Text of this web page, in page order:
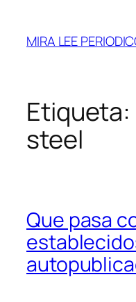
contenido
MIRA LEE
Etiqueta:
steel
Que pasa